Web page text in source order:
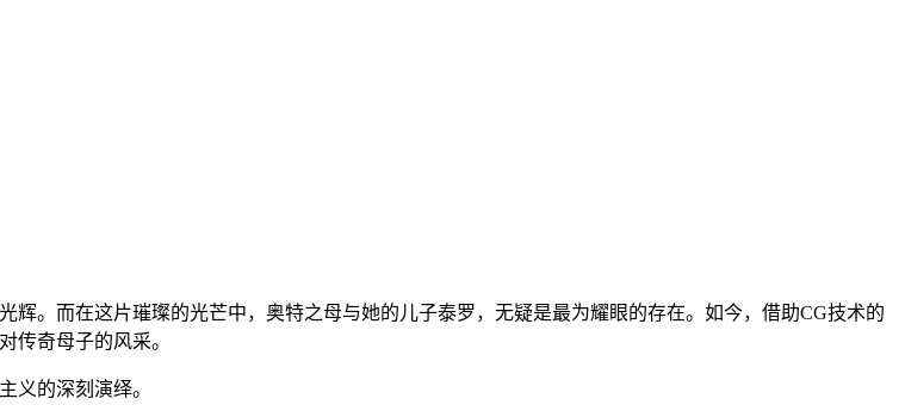
。而在这片璀璨的光芒中，奥特之母与她的儿子泰罗，无疑是最为耀眼的存在。如今，借助CG技术的
传奇母子的风采。
义的深刻演绎。